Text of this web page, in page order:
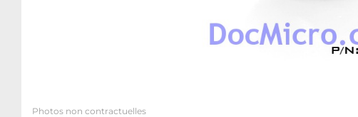
Photos non contractuelles